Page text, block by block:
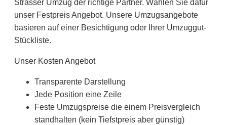
Strasser Umzug der richtige Partner. Wählen Sie dafür
unser Festpreis Angebot. Unsere Umzugsangebote
basieren auf einer Besichtigung oder Ihrer Umzuggut-
Stückliste.
Unser Kosten Angebot
Transparente Darstellung
Jede Position eine Zeile
Feste Umzugspreise die einem Preisvergleich
standhalten (kein Tiefstpreis aber günstig)